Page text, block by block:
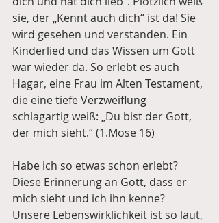
sie, der „Kennt auch dich“ ist da! Sie
wird gesehen und verstanden. Ein
Kinderlied und das Wissen um Gott
war wieder da. So erlebt es auch
Hagar, eine Frau im Alten Testament,
die eine tiefe Verzweiflung
schlagartig weiß: „Du bist der Gott,
der mich sieht.“ (1.Mose 16)
Habe ich so etwas schon erlebt?
Diese Erinnerung an Gott, dass er
mich sieht und ich ihn kenne?
Unsere Lebenswirklichkeit ist so laut,